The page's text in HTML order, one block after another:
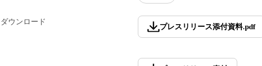
ダウンロード
プレスリリース添付資料.pdf